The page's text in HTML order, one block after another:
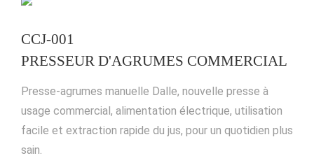
CCJ-001
PRESSEUR D'AGRUMES COMMERCIAL
Presse-agrumes manuelle Dalle, nouvelle presse à
usage commercial, alimentation électrique, utilisation
facile et extraction rapide du jus, pour un quotidien plus
sain.